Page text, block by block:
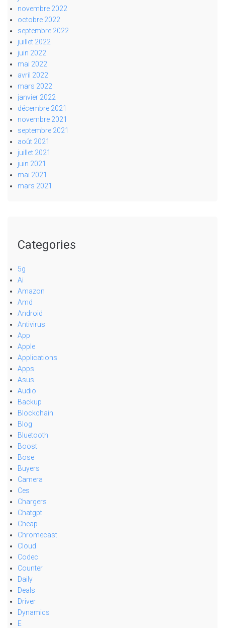
novembre 2022
octobre 2022
septembre 2022
juillet 2022
juin 2022
mai 2022
avril 2022
mars 2022
janvier 2022
décembre 2021
novembre 2021
septembre 2021
août 2021
juillet 2021
juin 2021
mai 2021
mars 2021
Categories
5g
Ai
Amazon
Amd
Android
Antivirus
App
Apple
Applications
Apps
Asus
Audio
Backup
Blockchain
Blog
Bluetooth
Boost
Bose
Buyers
Camera
Ces
Chargers
Chatgpt
Cheap
Chromecast
Cloud
Codec
Counter
Daily
Deals
Driver
Dynamics
E